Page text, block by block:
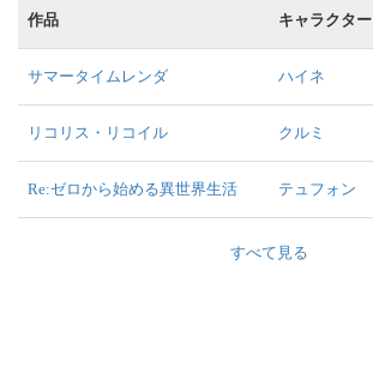
作品 キャラクター
サマータイムレンダ ハイネ
リコリス・リコイル クルミ
Re:ゼロから始める異世界生活 テュフォン
すべて見る